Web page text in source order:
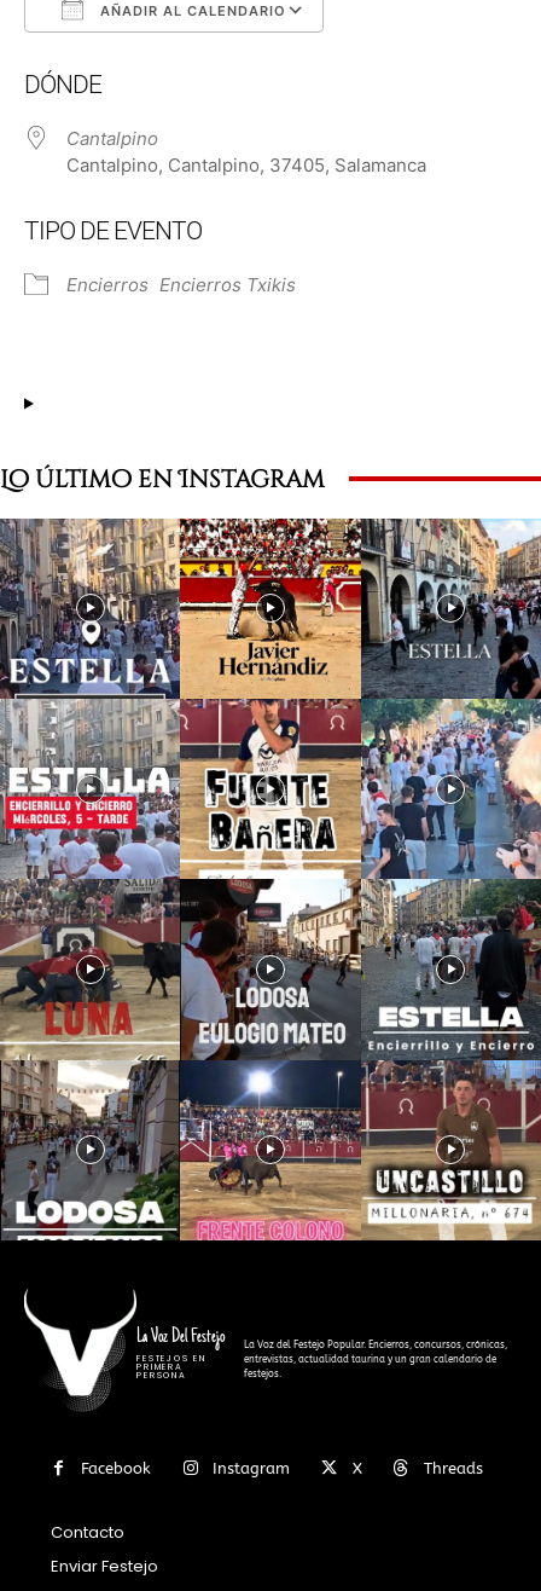
AÑADIR AL CALENDARIO
DÓNDE
Cantalpino
Cantalpino, Cantalpino, 37405, Salamanca
TIPO DE EVENTO
Encierros Encierros Txikis
Lo último en Instagram
La Voz Del Festejo
FESTEJOS EN
PRIMERA
PERSONA
La Voz del Festejo Popular. Encierros, concursos, crónicas,
entrevistas, actualidad taurina y un gran calendario de
festejos.
Facebook Instagram X Threads
Contacto
Enviar Festejo